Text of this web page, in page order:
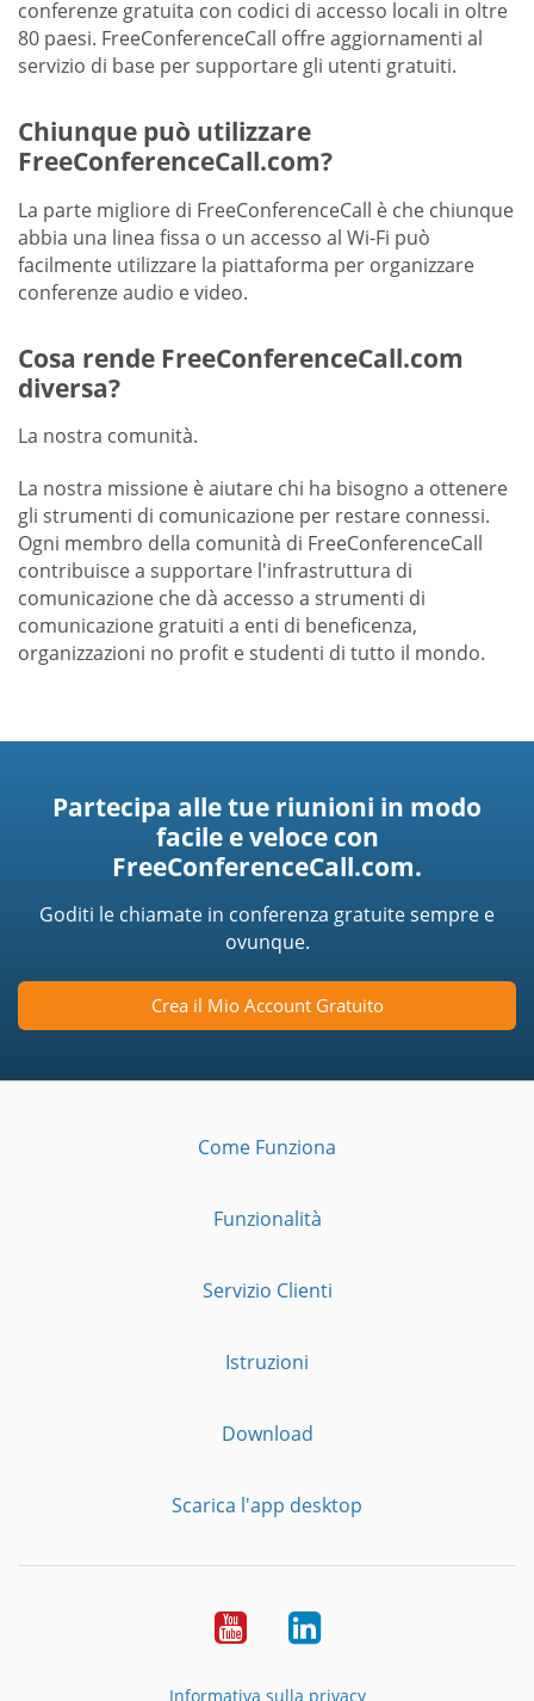
conferenze gratuita con codici di accesso locali in oltre
80 paesi. FreeConferenceCall offre aggiornamenti al
servizio di base per supportare gli utenti gratuiti.
Chiunque può utilizzare
FreeConferenceCall.com?
La parte migliore di FreeConferenceCall è che chiunque
abbia una linea fissa o un accesso al Wi-Fi può
facilmente utilizzare la piattaforma per organizzare
conferenze audio e video.
Cosa rende FreeConferenceCall.com
diversa?
La nostra comunità.
La nostra missione è aiutare chi ha bisogno a ottenere
gli strumenti di comunicazione per restare connessi.
Ogni membro della comunità di FreeConferenceCall
contribuisce a supportare l'infrastruttura di
comunicazione che dà accesso a strumenti di
comunicazione gratuiti a enti di beneficenza,
organizzazioni no profit e studenti di tutto il mondo.
Partecipa alle tue riunioni in modo
facile e veloce con
FreeConferenceCall.com.
Goditi le chiamate in conferenza gratuite sempre e
ovunque.
Crea il Mio Account Gratuito
Come Funziona
Funzionalità
Servizio Clienti
Istruzioni
Download
Scarica l'app desktop
YouTubeLinkedIn
Informativa sulla privacy